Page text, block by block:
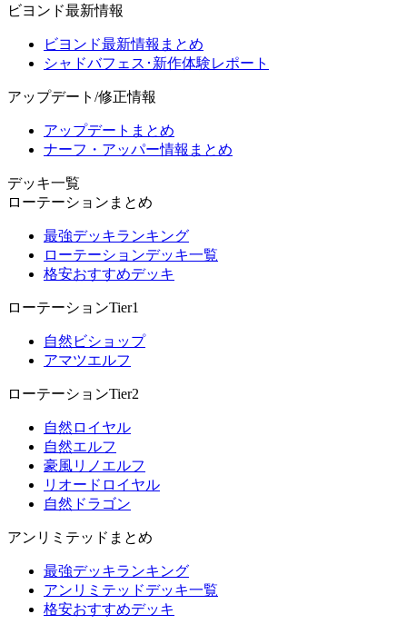
ビヨンド最新情報
ビヨンド最新情報まとめ
シャドバフェス･新作体験レポート
アップデート/修正情報
アップデートまとめ
ナーフ・アッパー情報まとめ
デッキ一覧
ローテーションまとめ
最強デッキランキング
ローテーションデッキ一覧
格安おすすめデッキ
ローテーションTier1
自然ビショップ
アマツエルフ
ローテーションTier2
自然ロイヤル
自然エルフ
豪風リノエルフ
リオードロイヤル
自然ドラゴン
アンリミテッドまとめ
最強デッキランキング
アンリミテッドデッキ一覧
格安おすすめデッキ